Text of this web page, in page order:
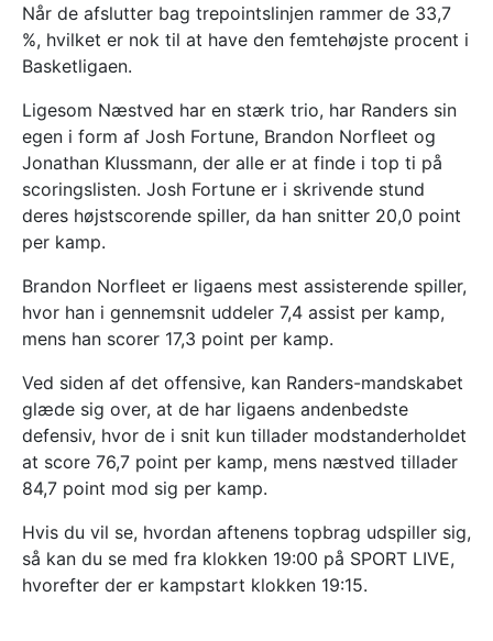
Når de afslutter bag trepointslinjen rammer de 33,7
%, hvilket er nok til at have den femtehøjste procent i
Basketligaen.
Ligesom Næstved har en stærk trio, har Randers sin
egen i form af Josh Fortune, Brandon Norfleet og
Jonathan Klussmann, der alle er at finde i top ti på
scoringslisten. Josh Fortune er i skrivende stund
deres højstscorende spiller, da han snitter 20,0 point
per kamp.
Brandon Norfleet er ligaens mest assisterende spiller,
hvor han i gennemsnit uddeler 7,4 assist per kamp,
mens han scorer 17,3 point per kamp.
Ved siden af det offensive, kan Randers-mandskabet
glæde sig over, at de har ligaens andenbedste
defensiv, hvor de i snit kun tillader modstanderholdet
at score 76,7 point per kamp, mens næstved tillader
84,7 point mod sig per kamp.
Hvis du vil se, hvordan aftenens topbrag udspiller sig,
så kan du se med fra klokken 19:00 på SPORT LIVE,
hvorefter der er kampstart klokken 19:15.